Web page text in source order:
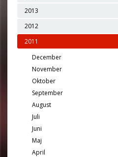
2013
2012
2011
December
November
Oktober
September
August
Juli
Juni
Maj
April